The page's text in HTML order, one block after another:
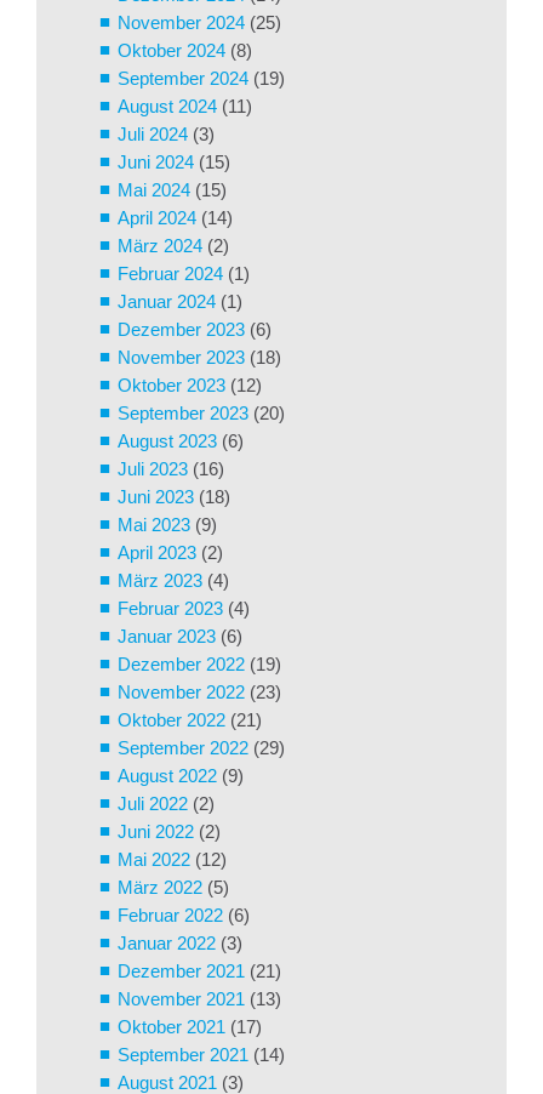
November 2024 (25)
Oktober 2024 (8)
September 2024 (19)
August 2024 (11)
Juli 2024 (3)
Juni 2024 (15)
Mai 2024 (15)
April 2024 (14)
März 2024 (2)
Februar 2024 (1)
Januar 2024 (1)
Dezember 2023 (6)
November 2023 (18)
Oktober 2023 (12)
September 2023 (20)
August 2023 (6)
Juli 2023 (16)
Juni 2023 (18)
Mai 2023 (9)
April 2023 (2)
März 2023 (4)
Februar 2023 (4)
Januar 2023 (6)
Dezember 2022 (19)
November 2022 (23)
Oktober 2022 (21)
September 2022 (29)
August 2022 (9)
Juli 2022 (2)
Juni 2022 (2)
Mai 2022 (12)
März 2022 (5)
Februar 2022 (6)
Januar 2022 (3)
Dezember 2021 (21)
November 2021 (13)
Oktober 2021 (17)
September 2021 (14)
August 2021 (3)